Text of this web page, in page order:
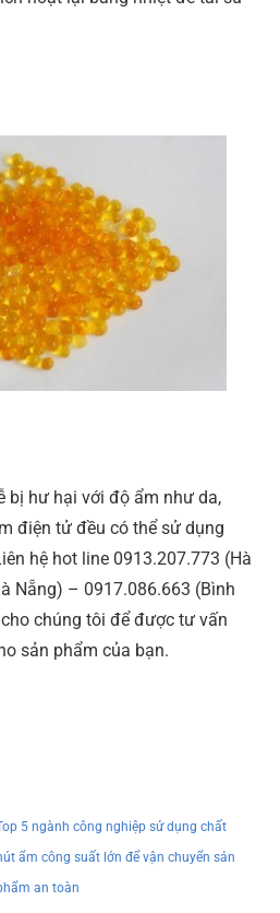
bị hư hại với độ ẩm như da,
điện tử đều có thể sử dụng
hệ hot line 0913.207.773 (Hà
Nẵng) – 0917.086.663 (Bình
chúng tôi để được tư vấn
sản phẩm của bạn.
5 ngành công nghiệp sử dụng chất
ẩm công suất lớn để vận chuyển sản
an toàn